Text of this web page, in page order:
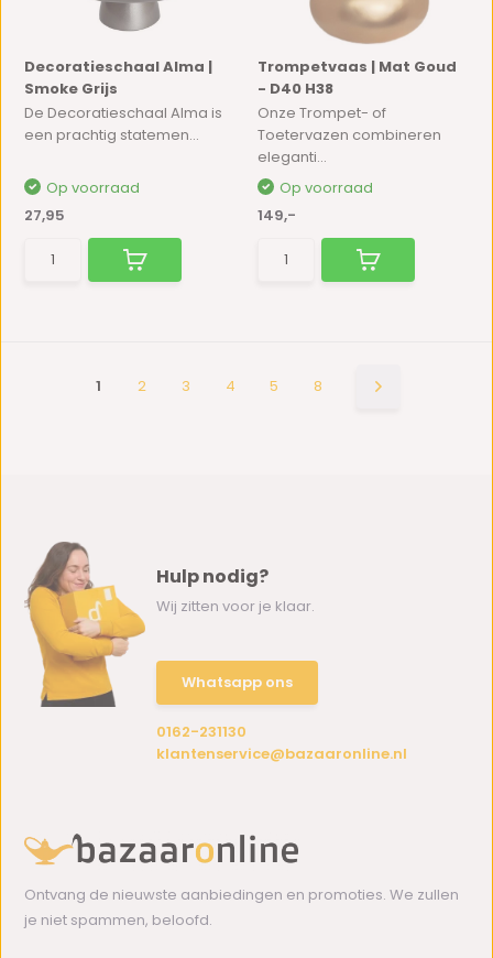
Decoratieschaal Alma |
Smoke Grijs
De Decoratieschaal Alma is
een prachtig statemen...
Op voorraad
27,95
Trompetvaas | Mat Goud
- D40 H38
Onze Trompet- of
Toetervazen combineren
eleganti...
Op voorraad
149,-
1 2 3 4 5 8
Hulp nodig?
Wij zitten voor je klaar.
Whatsapp ons
0162-231130
klantenservice@bazaaronline.nl
Ontvang de nieuwste aanbiedingen en promoties. We zullen
je niet spammen, beloofd.